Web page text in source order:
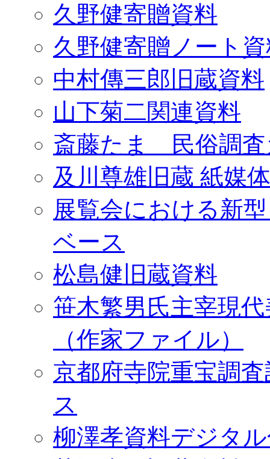
久野健寄贈資料
久野健寄贈ノート
中村傳三郎旧蔵資料
山下菊二関連資料
斎藤たま 民俗調査
及川尊雄旧蔵 紙媒
展覧会における新
ベース
松島健旧蔵資料
笹木繁男氏主宰現
（作家ファイル）
京都府寺院重宝調
ス
柳澤孝資料デジタ